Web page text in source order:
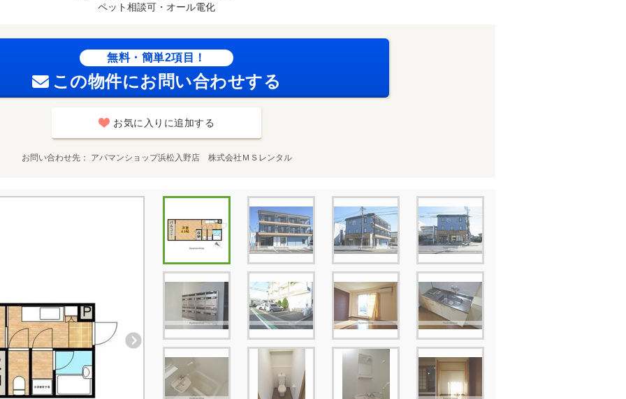
ペット相談可・オール電化
無料・簡単2項目！
この物件にお問い合わせする
お気に入りに追加する
お問い合わせ先 アパマンショップ浜松入野店 株式会社ＭＳレンタル